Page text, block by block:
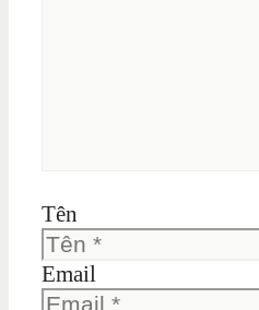
Tên
Email